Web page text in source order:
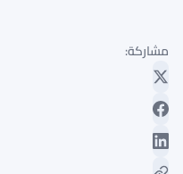
مشاركة: